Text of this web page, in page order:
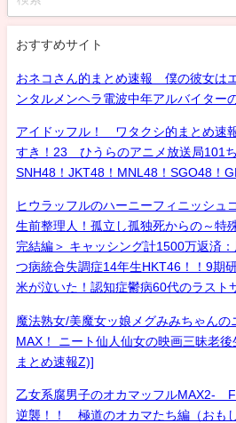
おすすめサイト
おネコさん的まとめ速報 僕の彼女は
ンタルメンヘラ電波中年アルバイター
アイドッフル！ ワタクシ的まとめ速
すき！23 ひうらのアニメ放送局101
SNH48！JKT48！MNL48！SGO48！
ヒウラッフルのハーニーフィニッシュ
生前整理人！孤立し孤独死からの～特
完結編＞ キャッシング計1500万返済
つ病統合失調症14年生HKT46！！9期
米が泣いた！認知症鬱病60代のラスト
魔法熟女/美魔女ッ娘メグみみちゃんの
MAX！ ニート仙人仙女の映画三昧老
まとめ速報Z)]
乙女系腐男子のオカマッフルMAX2-
逆襲！！ 極道のオカマたち編（おも